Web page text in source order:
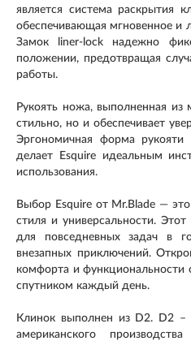
является система раскрытия
обеспечивающая мгновенное и
Замок liner-lock надежно
положении, предотвращая
работы.
Рукоять ножа, выполненная из
стильно, но и обеспечивает
Эргономичная форма
делает Esquire идеальным
использования.
Выбор Esquire от Mr.Blade —
стиля и универсальности.
для повседневных задач в
внезапных приключений.
комфорта и
спутником каждый день.
Клинок выполнен из D2. D2 –
американского